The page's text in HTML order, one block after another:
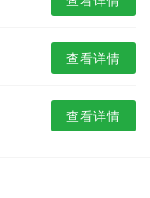
查看详情
查看详情